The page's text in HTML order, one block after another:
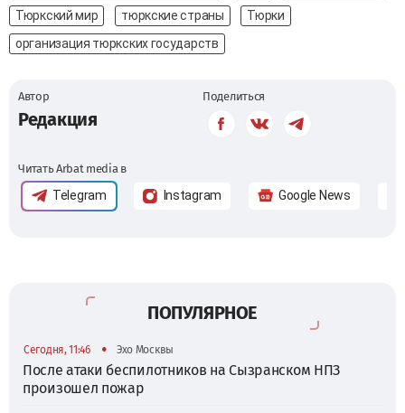
Тюркский мир
тюркские страны
Тюрки
организация тюркских государств
Автор
Редакция
Поделиться
Читать Arbat media в
Telegram Instagram Google News
ПОПУЛЯРНОЕ
Сегодня, 11:46 • Эхо Москвы
После атаки беспилотников на Сызранском НПЗ
произошел пожар